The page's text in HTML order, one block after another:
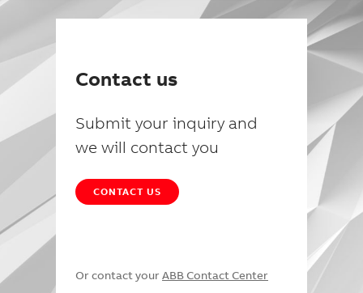
Contact us
Submit your inquiry and
we will contact you
CONTACT US
Or contact your ABB Contact Center